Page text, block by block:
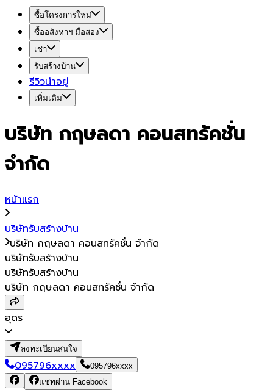
ซื้อโครงการใหม่
ซื้ออสังหาฯ มือสอง
เช่า
รับสร้างบ้าน
รีวิวน่าอยู่
เพิ่มเติม
บริษัท กฤษลดา คอนสทรัคชั่น
จำกัด
หน้าแรก
บริษัทรับสร้างบ้าน
บริษัท กฤษลดา คอนสทรัคชั่น จำกัด
บริษัทรับสร้างบ้าน
บริษัทรับสร้างบ้าน
บริษัท กฤษลดา คอนสทรัคชั่น จำกัด
อุดร
ลงทะเบียนสนใจ
095796xxxx
095796xxxx
แชทผ่าน Facebook